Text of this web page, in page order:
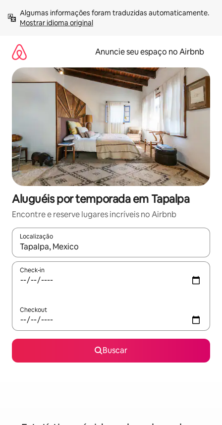
para
Mostrar idioma original
Anuncie seu espaço no Airbnb
Aluguéis por temporada em Tapalpa
Encontre e reserve lugares incríveis no Airbnb
Localização
Quando os resultados estiverem disponíveis, explore-os
Check-in
Checkout
Buscar